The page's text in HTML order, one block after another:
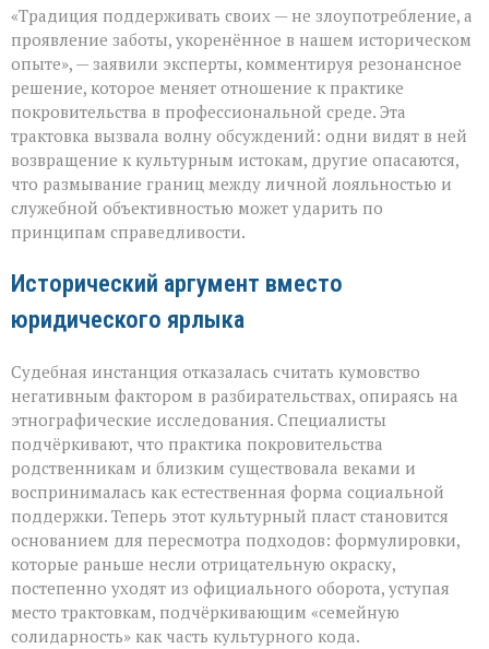
не
только
но
и
пропуск?» — о
новом
взгляде
на
кумовство
«Традиция поддерживать своих — не злоупотребление, а
проявление заботы, укоренённое в нашем историческом
опыте», — заявили эксперты, комментируя резонансное
решение, которое меняет отношение к практике
покровительства в профессиональной среде. Эта
трактовка вызвала волну обсуждений: одни видят в ней
возвращение к культурным истокам, другие опасаются,
что размывание границ между личной лояльностью и
служебной объективностью может ударить по
принципам справедливости.
Исторический аргумент вместо
юридического ярлыка
Судебная инстанция отказалась считать кумовство
негативным фактором в разбирательствах, опираясь на
этнографические исследования. Специалисты
подчёркивают, что практика покровительства
родственникам и близким существовала веками и
воспринималась как естественная форма социальной
поддержки. Теперь этот культурный пласт становится
основанием для пересмотра подходов: формулировки,
которые раньше несли отрицательную окраску,
постепенно уходят из официального оборота, уступая
место трактовкам, подчёркивающим «семейную
солидарность» как часть культурного кода.